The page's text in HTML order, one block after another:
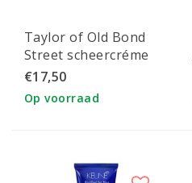
Taylor of Old Bond
Street scheercréme
Lime Zest
€17,50
Op voorraad